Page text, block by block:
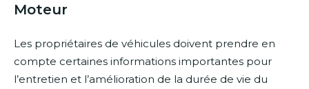
Moteur
Les propriétaires de véhicules doivent prendre en
compte certaines informations importantes pour
l’entretien et l’amélioration de la durée de vie du